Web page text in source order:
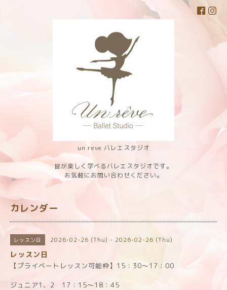
un reve バレエスタジオ
皆が楽しく学べるバレエスタジオです。
お気軽にお問い合わせください。
カレンダー
レッスン日 2026-02-26 (Thu) - 2026-02-26 (Thu)
レッスン日
【プライベートレッスン可能枠】15：30～17：00
ジュニア1、2 17：15～18：45